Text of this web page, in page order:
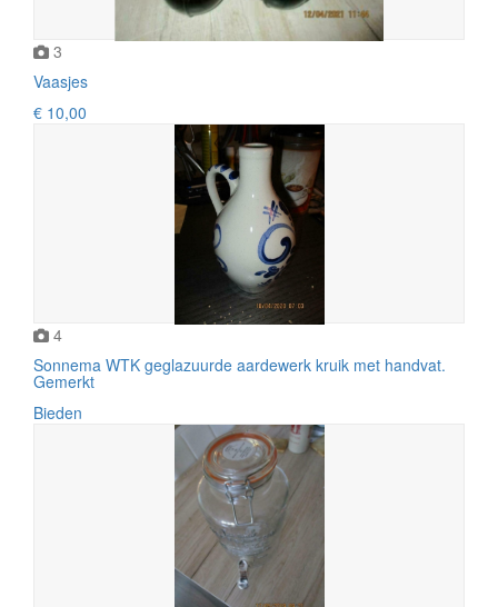
3
Vaasjes
€ 10,00
4
Sonnema WTK geglazuurde aardewerk kruik met handvat.
Gemerkt
Bieden